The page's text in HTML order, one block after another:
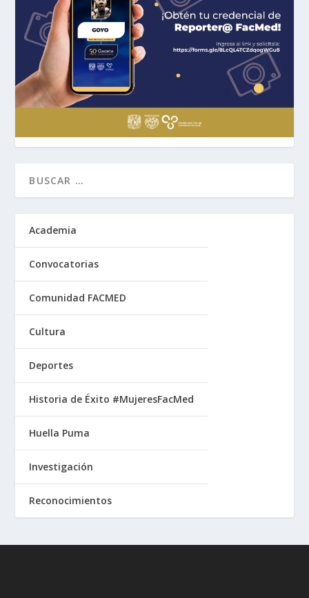
Academia
Convocatorias
Comunidad FACMED
Cultura
Deportes
Historia de Éxito #MujeresFacMed
Huella Puma
Investigación
Reconocimientos